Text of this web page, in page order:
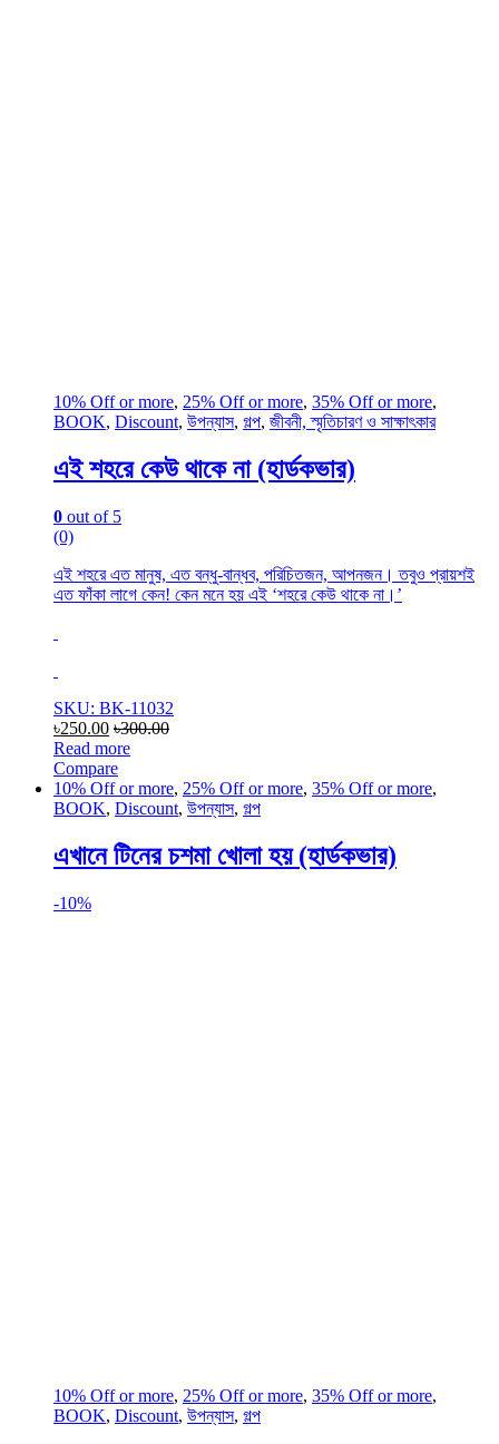
10% Off or more, 25% Off or more, 35% Off or more,
BOOK, Discount, উপন্যাস, গল্প, জীবনী, স্মৃতিচারণ ও সাক্ষাৎকার
এই শহরে কেউ থাকে না (হার্ডকভার)
0 out of 5
(0)
এই শহরে এত মানুষ, এত বন্ধু-বান্ধব, পরিচিতজন, আপনজন। তবুও প্রায়শই
এত ফাঁকা লাগে কেন! কেন মনে হয় এই ‘শহরে কেউ থাকে না।’
SKU: BK-11032
৳250.00 ৳300.00
Read more
Compare
10% Off or more, 25% Off or more, 35% Off or more,
BOOK, Discount, উপন্যাস, গল্প
এখানে টিনের চশমা খোলা হয় (হার্ডকভার)
-10%
10% Off or more, 25% Off or more, 35% Off or more,
BOOK, Discount, উপন্যাস, গল্প